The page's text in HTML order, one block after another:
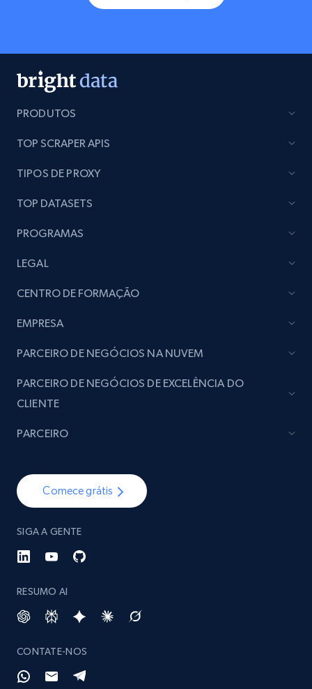
PRODUTOS
TOP SCRAPER APIS
TIPOS DE PROXY
TOP DATASETS
PROGRAMAS
LEGAL
CENTRO DE FORMAÇÃO
EMPRESA
Comece grátis
SIGA A GENTE
RESUMO AI
CONTATE-NOS
PARCEIRO DE NEGÓCIOS NA NUVEM
PARCEIRO DE NEGÓCIOS DE EXCELÊNCIA DO
CLIENTE
PARCEIRO